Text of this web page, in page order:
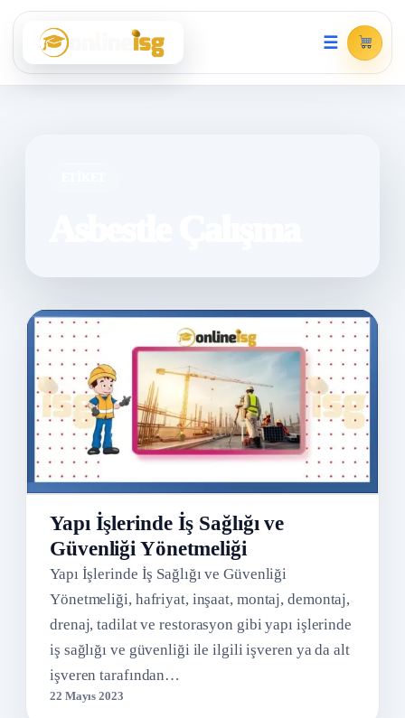
☰
Yapı İşlerinde İş Sağlığı ve
Güvenliği Yönetmeliği
Yapı İşlerinde İş Sağlığı ve Güvenliği
Yönetmeliği, hafriyat, inşaat, montaj, demontaj,
drenaj, tadilat ve restorasyon gibi yapı işlerinde
iş sağlığı ve güvenliği ile ilgili işveren ya da alt
işveren tarafından…
22 Mayıs 2023